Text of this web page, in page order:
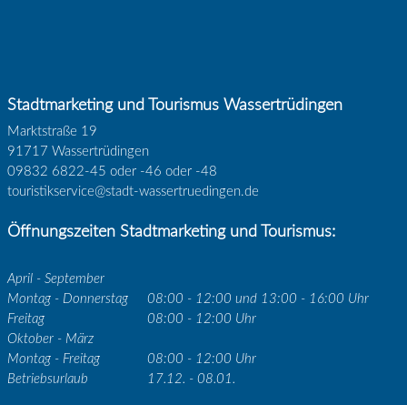
Stadtmarketing und Tourismus Wassertrüdingen
Marktstraße 19
91717 Wassertrüdingen
09832 6822-45 oder -46 oder -48
touristikservice@stadt-wassertruedingen.de
Öffnungszeiten Stadtmarketing und Tourismus:
April - September
Montag - Donnerstag
08:00 - 12:00 und 13:00 - 16:00 Uhr
Freitag
08:00 - 12:00 Uhr
Oktober - März
Montag - Freitag
08:00 - 12:00 Uhr
Betriebsurlaub
17.12. - 08.01.